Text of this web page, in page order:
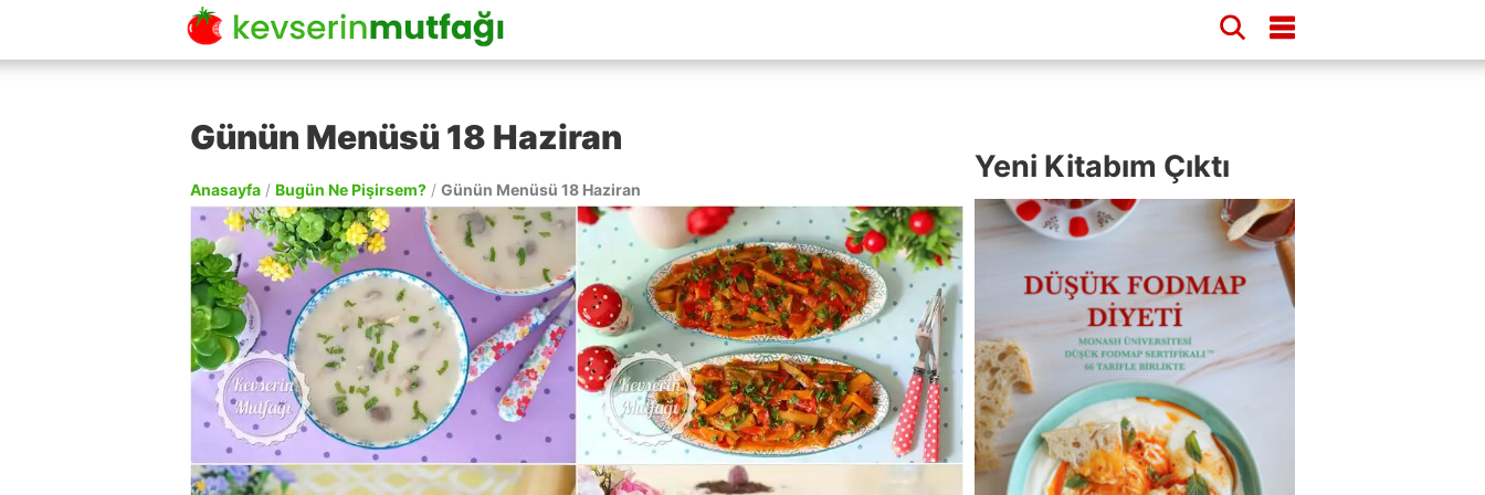
Günün Menüsü 18 Haziran
Anasayfa / Bugün Ne Pişirsem? / Günün Menüsü 18 Haziran
Yeni Kitabım Çıktı